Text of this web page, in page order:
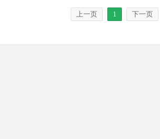
上一页 1 下一页